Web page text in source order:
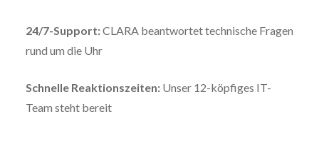
24/7-Support:CLARA beantwortet technische Fragen
rund um die Uhr
Schnelle Reaktionszeiten:Unser 12-köpfiges IT-
Team steht bereit